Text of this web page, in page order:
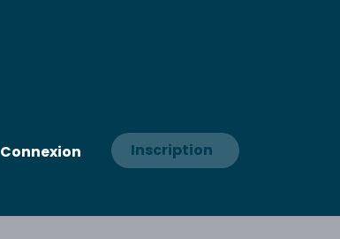
Connexion Inscription